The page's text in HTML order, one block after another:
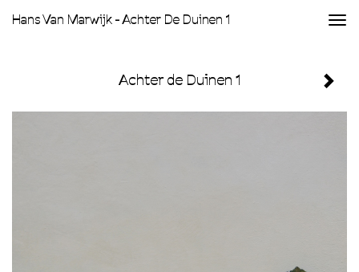
Hans Van Marwijk - Achter De Duinen 1
Achter de Duinen 1